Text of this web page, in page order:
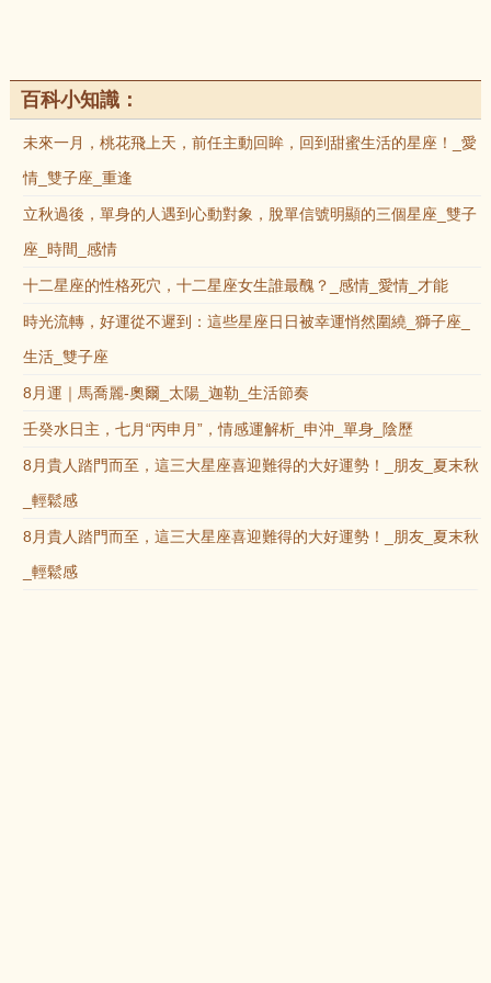
百科小知識：
未來一月，桃花飛上天，前任主動回眸，回到甜蜜生活的星座！_愛
情_雙子座_重逢
立秋過後，單身的人遇到心動對象，脫單信號明顯的三個星座_雙子
座_時間_感情
十二星座的性格死穴，十二星座女生誰最醜？_感情_愛情_才能
時光流轉，好運從不遲到：這些星座日日被幸運悄然圍繞_獅子座_
生活_雙子座
8月運｜馬喬麗-奧爾_太陽_迦勒_生活節奏
壬癸水日主，七月“丙申月”，情感運解析_申沖_單身_陰歷
8月貴人踏門而至，這三大星座喜迎難得的大好運勢！_朋友_夏末秋
_輕鬆感
8月貴人踏門而至，這三大星座喜迎難得的大好運勢！_朋友_夏末秋
_輕鬆感